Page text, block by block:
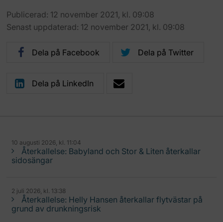
Publicerad: 12 november 2021, kl. 09:08
Senast uppdaterad: 12 november 2021, kl. 09:08
Dela på Facebook Dela på Twitter
Dela på LinkedIn
10 augusti 2026, kl. 11:04
Återkallelse: Babyland och Stor & Liten återkallar
sidosängar
2 juli 2026, kl. 13:38
Återkallelse: Helly Hansen återkallar flytvästar på
grund av drunkningsrisk